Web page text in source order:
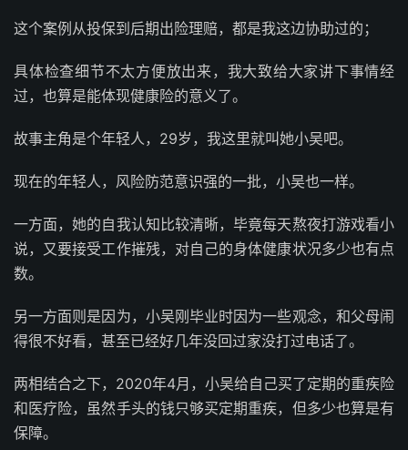
这个案例从投保到后期出险理赔，都是我这边协助过的；
具体检查细节不太方便放出来，我大致给大家讲下事情经
过，也算是能体现健康险的意义了。
故事主角是个年轻人，29岁，我这里就叫她小吴吧。
现在的年轻人，风险防范意识强的一批，小吴也一样。
一方面，她的自我认知比较清晰，毕竟每天熬夜打游戏看小
说，又要接受工作摧残，对自己的身体健康状况多少也有点
数。
另一方面则是因为，小吴刚毕业时因为一些观念，和父母闹
得很不好看，甚至已经好几年没回过家没打过电话了。
两相结合之下，2020年4月，小吴给自己买了定期的重疾险
和医疗险，虽然手头的钱只够买定期重疾，但多少也算是有
保障。